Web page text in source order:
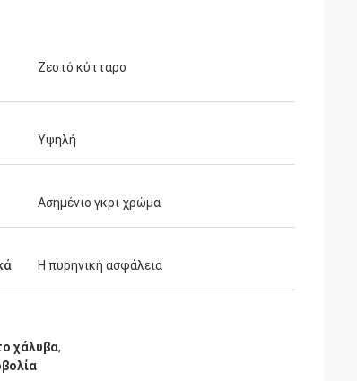
Ζεστό κύτταρο
Υψηλή
Ασημένιο γκρι χρώμα
Η πυρηνική ασφάλεια
χάλυβα,